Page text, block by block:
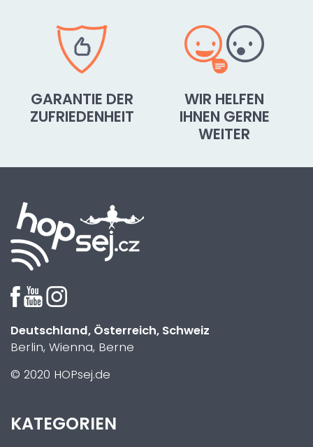
GARANTIE DER
ZUFRIEDENHEIT
WIR HELFEN
IHNEN GERNE
WEITER
Deutschland, Österreich, Schweiz
Berlin, Wienna, Berne
© 2020 HOPsej.de
KATEGORIEN